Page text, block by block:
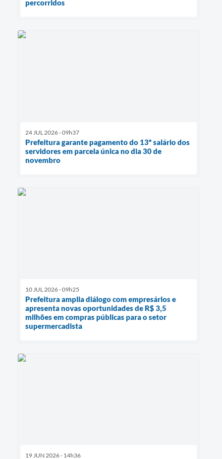
percorridos
24 JUL 2026 - 09h37
Prefeitura garante pagamento do 13º salário dos
servidores em parcela única no dia 30 de
novembro
10 JUL 2026 - 09h25
Prefeitura amplia diálogo com empresários e
apresenta novas oportunidades de R$ 3,5
milhões em compras públicas para o setor
supermercadista
19 JUN 2026 - 14h36